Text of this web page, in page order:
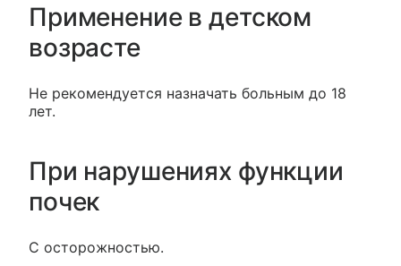
Применение в детском
возрасте
Не рекомендуется назначать больным до 18
лет.
При нарушениях функции
почек
С осторожностью.